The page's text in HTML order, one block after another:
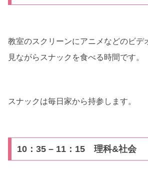
教室のスクリーンにアニメなどのビデ
見ながらスナックを食べる時間です。
スナックは毎日家から持参します。
10：35 – 11：15 理科&社会